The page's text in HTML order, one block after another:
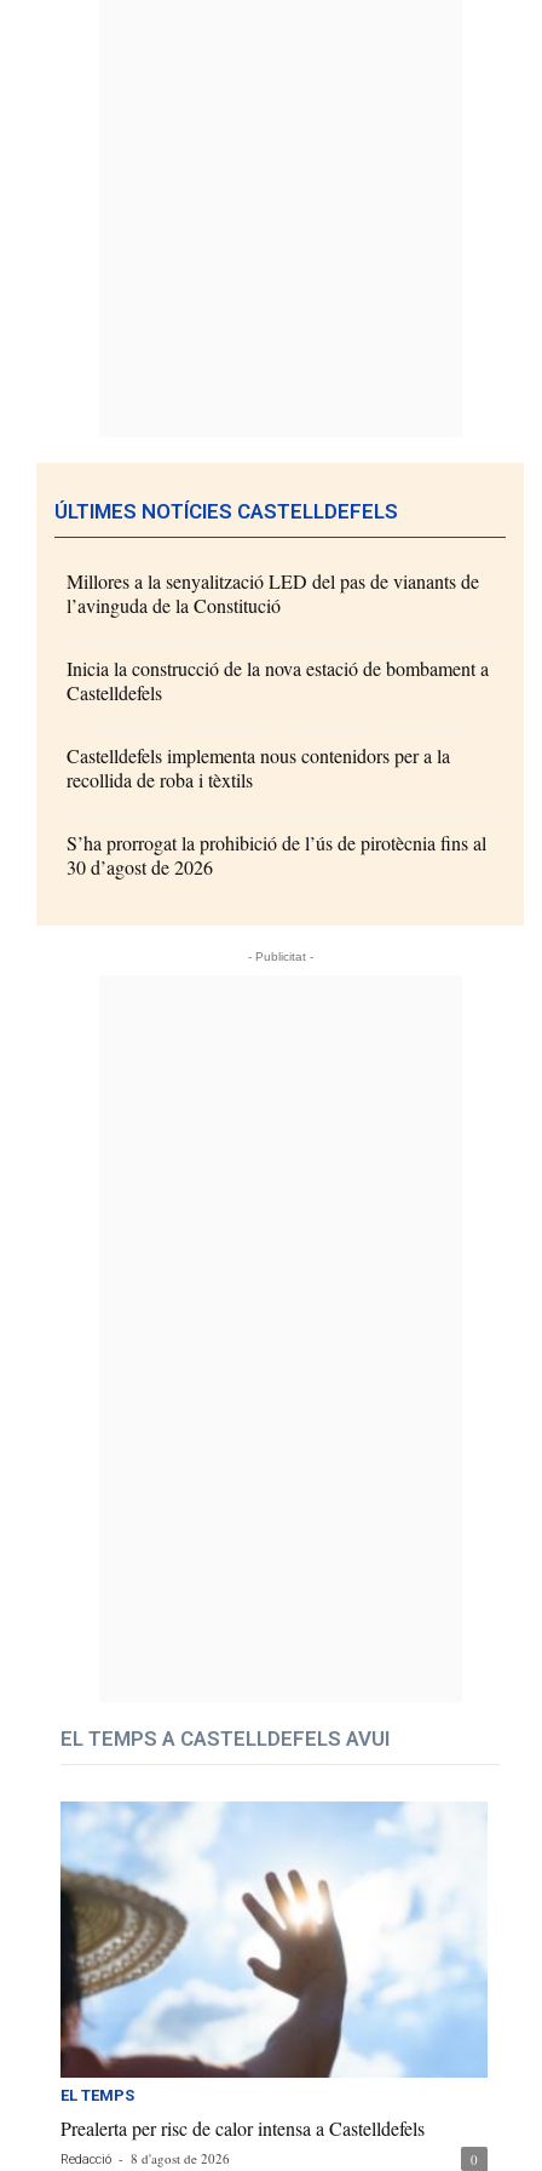
ÚLTIMES NOTÍCIES CASTELLDEFELS
Millores a la senyalització LED del pas de vianants de
l’avinguda de la Constitució
Inicia la construcció de la nova estació de bombament a
Castelldefels
Castelldefels implementa nous contenidors per a la
recollida de roba i tèxtils
S’ha prorrogat la prohibició de l’ús de pirotècnia fins al
30 d’agost de 2026
- Publicitat -
EL TEMPS A CASTELLDEFELS AVUI
EL TEMPS
Prealerta per risc de calor intensa a Castelldefels
Redacció - 8 d'agost de 2026 0